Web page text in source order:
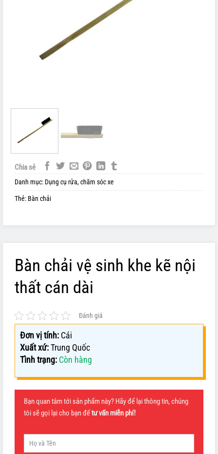
Chia sẻ
Danh mục: Dụng cụ rửa, chăm sóc xe
Thẻ: Bàn chải
Bàn chải vệ sinh khe kẽ nội
thất cán dài
Đánh giá
Đơn vị tính: Cái
Xuất xứ:Trung Quốc
Tình trạng: Còn hàng
Bạn quan tâm tới sản phẩm này? Hãy để lại thông tin, chúng
tôi sẽ gọi lại cho bạn đểtư vấn miễn phí!